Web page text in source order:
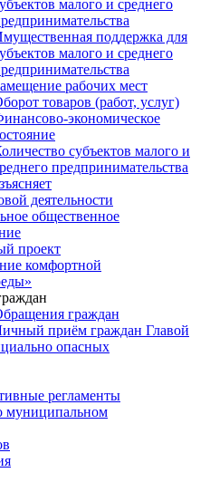
малого и среднего
поддержка для
малого и среднего
рабочих мест
товаров (работ, услуг)
экономическое
субъектов малого и
предпринимательства
деятельности
общественное
проект
комфортной
граждан
приём граждан Главой
опасных
регламенты
муниципальном